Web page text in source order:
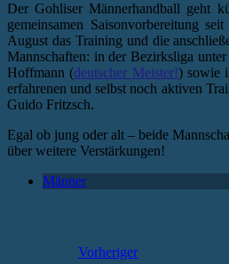
Der Gohliser Männerhandball geht
gemeinsamen Saisonvorbereitung
August das Training und die
Mannschaften: in der Bezirksliga
Hoffmann (deutscher Meister!) sowie
erfahrenen und selbst noch aktiven
Guido Fritzsch.
Egal ob jung oder alt – beide
über weitere Verstärkungen!
Männer
Vorheriger